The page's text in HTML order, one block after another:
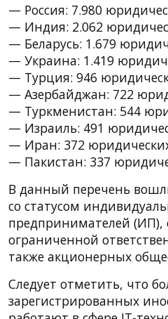
— Россия: 7.980
— Индия: 2.062
— Беларусь: 1.679
— Украина: 1.419
— Турция: 946
— Азербайджан: 722
— Туркменистан: 544
— Израиль: 491
— Иран: 372
— Пакистан: 337
В данный перечень
со статусом
предпринимателей (ИП),
ограниченной
также акционерных
Следует отметить, что
зарегистрированных